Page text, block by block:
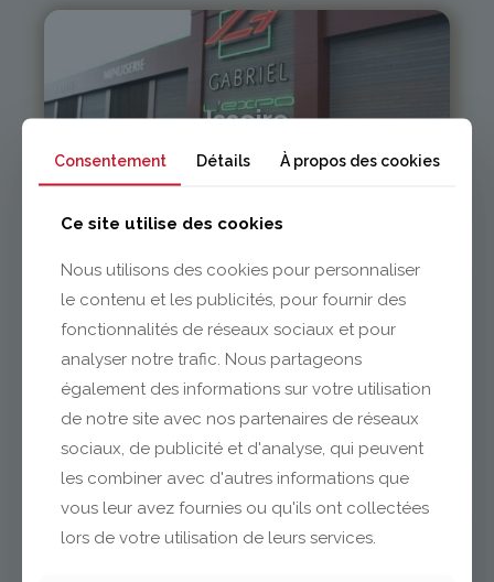
Issoire
Clermont-Ferrand
04 73 42 18 38
lexpo@gabriel-sa.fr
Consentement Détails À propos des cookies
Ce site utilise des cookies
Nous utilisons des cookies pour personnaliser
le contenu et les publicités, pour fournir des
fonctionnalités de réseaux sociaux et pour
analyser notre trafic. Nous partageons
également des informations sur votre utilisation
de notre site avec nos partenaires de réseaux
sociaux, de publicité et d'analyse, qui peuvent
les combiner avec d'autres informations que
vous leur avez fournies ou qu'ils ont collectées
lors de votre utilisation de leurs services.